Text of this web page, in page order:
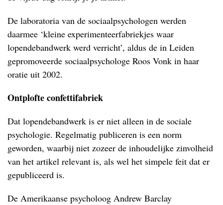
De laboratoria van de sociaalpsychologen werden
daarmee ‘kleine experimenteerfabriekjes waar
lopendebandwerk werd verricht’, aldus de in Leiden
gepromoveerde sociaalpsychologe Roos Vonk in haar
oratie uit 2002.
Ontplofte confettifabriek
Dat lopendebandwerk is er niet alleen in de sociale
psychologie. Regelmatig publiceren is een norm
geworden, waarbij niet zozeer de inhoudelijke zinvolheid
van het artikel relevant is, als wel het simpele feit dat er
gepubliceerd is.
De Amerikaanse psycholoog Andrew Barclay